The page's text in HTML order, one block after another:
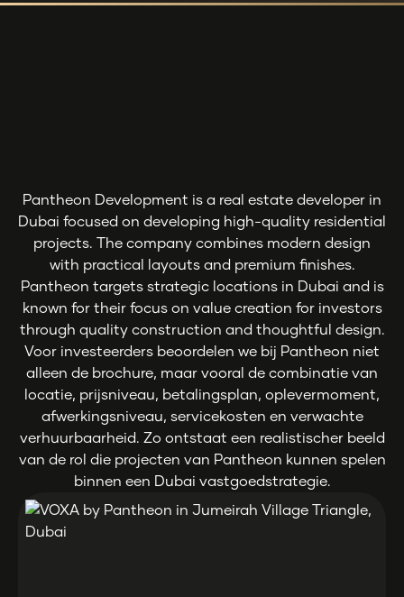
Pantheon Development is a real estate developer in
Dubai focused on developing high-quality residential
projects. The company combines modern design
with practical layouts and premium finishes.
Pantheon targets strategic locations in Dubai and is
known for their focus on value creation for investors
through quality construction and thoughtful design.
Voor investeerders beoordelen we bij Pantheon niet
alleen de brochure, maar vooral de combinatie van
locatie, prijsniveau, betalingsplan, oplevermoment,
afwerkingsniveau, servicekosten en verwachte
verhuurbaarheid. Zo ontstaat een realistischer beeld
van de rol die projecten van Pantheon kunnen spelen
binnen een Dubai vastgoedstrategie.